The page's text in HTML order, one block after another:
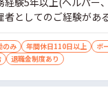
ならない体制♪
の巡回フォロー
部署がバックアップ
織的に支援あり
できる環境です
る職場です♪
としてのご経験があ
のみ 年間休日110日以上
ボ
退職金制度あり